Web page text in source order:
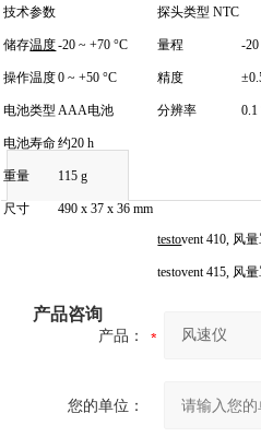
技术参数
储存温度-20 ~ +70 °C
操作温度0 ~ +50 °C
电池类型 AAA电池
电池寿命约20 h
重量 115 g
尺寸 490 x 37 x 36 mm
探头类型 NTC
量程 -
精度
分辨率 0.1
testovent 410, 风
testovent 415, 风
产品咨询
产品：
您的单位：